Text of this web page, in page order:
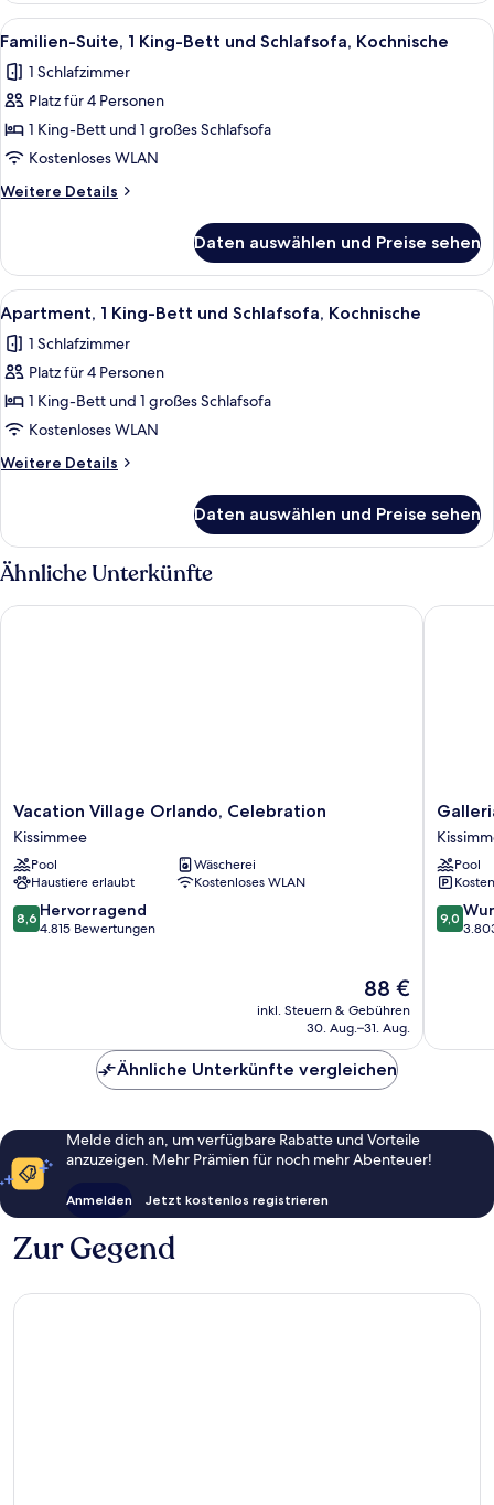
anzeigen
1 King-
Bett
Schlafsofa,
Balkon
Alle
Fotos
für
Familien-
Suite,
1 King-
Bett
und
Kochnische
anzeigen
Ein modernes Wohnzimmer mit
11
Familien-Suite, 1 King-Bett und Schlafsofa, Kochnische
1 Schlafzimmer
Platz für 4 Personen
1 King-Bett und 1 großes Schlafsofa
Kostenloses WLAN
Weitere Details
Weitere
Suite,
1 King-
Bett
und
Schlafsofa,
Kochnische
Daten auswählen und Preise sehen
Alle
Fotos
für
Apartment,
1 King-
Bett
und
Schlafsofa,
anzeigen
Ein modernes Schlafzimmer mit
11
Apartment, 1 King-Bett und Schlafsofa, Kochnische
1 Schlafzimmer
Platz für 4 Personen
1 King-Bett und 1 großes Schlafsofa
Kostenloses WLAN
Weitere Details
Weitere
1 King-
Bett
und
Kochnische
Daten auswählen und Preise sehen
Ähnliche Unterkünfte
Vacation
Village
Orlando,
Celebration
Kissimmee
Vacation Village Orlando, Celebration
Kissimmee
Pool
Wäscherei
Haustiere erlaubt
Kostenloses WLAN
8.6
von
8,6 Hervorragend
4.815 Bewertungen
Der
Preis
beträgt
88 €
inkl. Steuern & Gebühren
30. Aug.–31. Aug.
Vacation Village Orlando, Celebration
Galleria
Palms
Hotel
Pool
9.0
von
9,0
Galleria
Ähnliche Unterkünfte vergleichen
Melde dich an, um verfügbare Rabatte und Vorteile
anzuzeigen. Mehr Prämien für noch mehr Abenteuer!
Anmelden Jetzt kostenlos registrieren
Zur Gegend